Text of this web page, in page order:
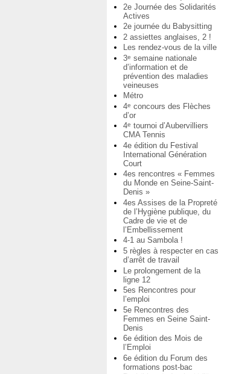
2e Journée des Solidarités
Actives
2e journée du Babysitting
2 assiettes anglaises, 2 !
Les rendez-vous de la ville
3e semaine nationale
d’information et de
prévention des maladies
veineuses
Métro
4e concours des Flèches
d’or
4e tournoi d’Aubervilliers
CMA Tennis
4e édition du Festival
International Génération
Court
4es rencontres « Femmes
du Monde en Seine-Saint-
Denis »
4es Assises de la Propreté
de l’Hygiène publique, du
Cadre de vie et de
l’Embellissement
4-1 au Sambola !
5 règles à respecter en cas
d’arrêt de travail
Le prolongement de la
ligne 12
5es Rencontres pour
l’emploi
5e Rencontres des
Femmes en Seine Saint-
Denis
6e édition des Mois de
l’Emploi
6e édition du Forum des
formations post-bac